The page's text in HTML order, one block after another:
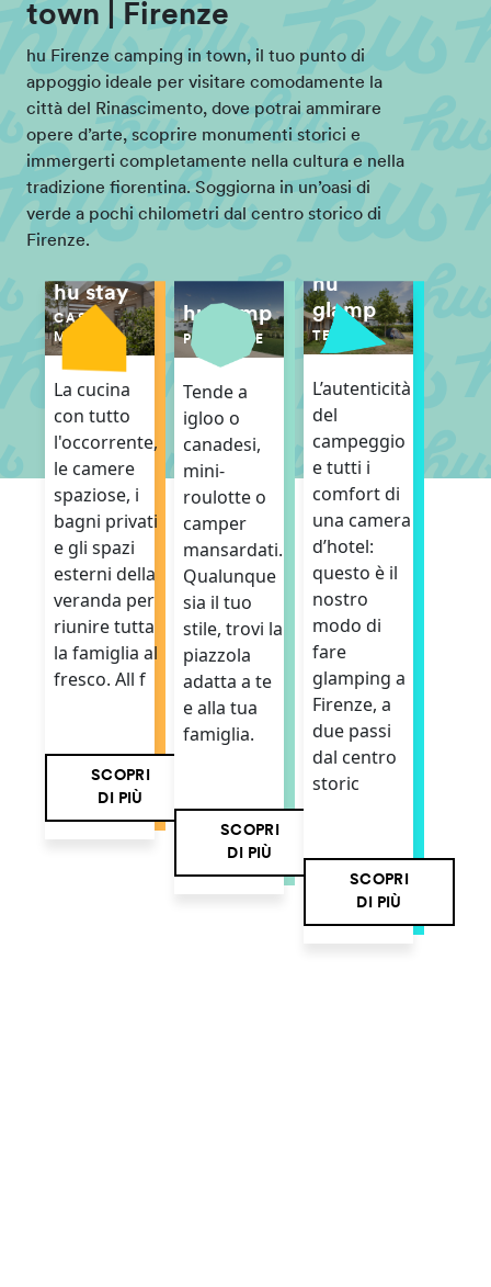
town | Firenze
hu Firenze camping in town, il tuo punto di
appoggio ideale per visitare comodamente la
città del Rinascimento, dove potrai ammirare
opere d’arte, scoprire monumenti storici e
immergerti completamente nella cultura e nella
tradizione fiorentina. Soggiorna in un’oasi di
verde a pochi chilometri dal centro storico di
Firenze.
hu stay
CASE
MOBILI
La cucina
con tutto
l'occorrente,
le camere
spaziose, i
bagni privati
e gli spazi
esterni della
veranda per
riunire tutta
la famiglia al
fresco. All f
SCOPRI
DI PIÙ
hu camp
PIAZZOLE
Tende a
igloo o
canadesi,
mini-
roulotte o
camper
mansardati.
Qualunque
sia il tuo
stile, trovi la
piazzola
adatta a te
e alla tua
famiglia.
SCOPRI
DI PIÙ
hu
glamp
TENDE
L’autenticità
del
campeggio
e tutti i
comfort di
una camera
d’hotel:
questo è il
nostro
modo di
fare
glamping a
Firenze, a
due passi
dal centro
storic
SCOPRI
DI PIÙ